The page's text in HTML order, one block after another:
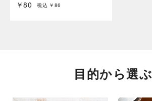
￥80 税込 ￥86
目的から選ぶ